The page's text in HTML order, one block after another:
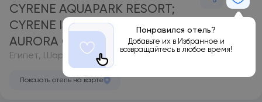
CYRENE AQUAPARK RESORT;
CYRENE ISLAND HOTEL;
AURORA CYRENE) 4*
Понравился отель?
Добавьте их в Избранное и
возвращайтесь в любое время!
Египет, Шарм-эль-Шейх
Показать отель на карте